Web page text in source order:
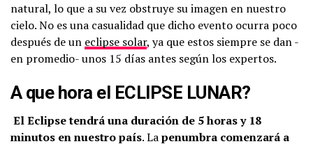
natural, lo que a su vez obstruye su imagen en nuestro
cielo. No es una casualidad que dicho evento ocurra poco
después de un eclipse solar, ya que estos siempre se dan -
en promedio- unos 15 días antes según los expertos.
A que hora el ECLIPSE LUNAR?
El Eclipse tendrá una duración de 5 horas y 18
minutos en nuestro país. Lapenumbra comenzará a